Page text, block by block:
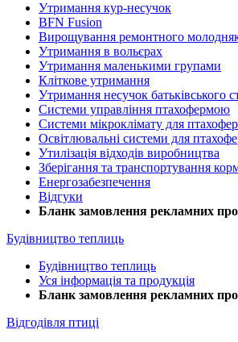
Утримання кур-несучок
BFN Fusion
Вирощування ремонтного
Утримання в вольєрах
Утримання маленькими групами
Кліткове утримання
Утримання несучок батьківського
Системи управління птахофермою
Системи мікроклімату для
Освітлювальні системи для
Утилізація відходів виробництва
Зберігання та транспортування
Енергозабезпечення
Відгуки
Бланк замовлення рекламних
Будівництво теплиць
Будівництво теплиць
Уся інформація та продукція
Бланк замовлення рекламних
Відгодівля птиці